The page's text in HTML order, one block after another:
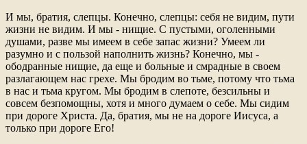
И мы, братия, слепцы. Конечно, слепцы: себя не видим, пути
жизни не видим. И мы - нищие. С пустыми, оголенными
душами, разве мы имеем в себе запас жизни? Умеем ли
разумно и с пользой наполнить жизнь? Конечно, мы -
ободранные нищие, да еще и больные и смрадные в своем
разлагающем нас грехе. Мы бродим во тьме, потому что тьма
в нас и тьма кругом. Мы бродим в слепоте, безсильны и
совсем безпомощны, хотя и много думаем о себе. Мы сидим
при дороге Христа. Да, братия, мы не на дороге Иисуса, а
только при дороге Его!